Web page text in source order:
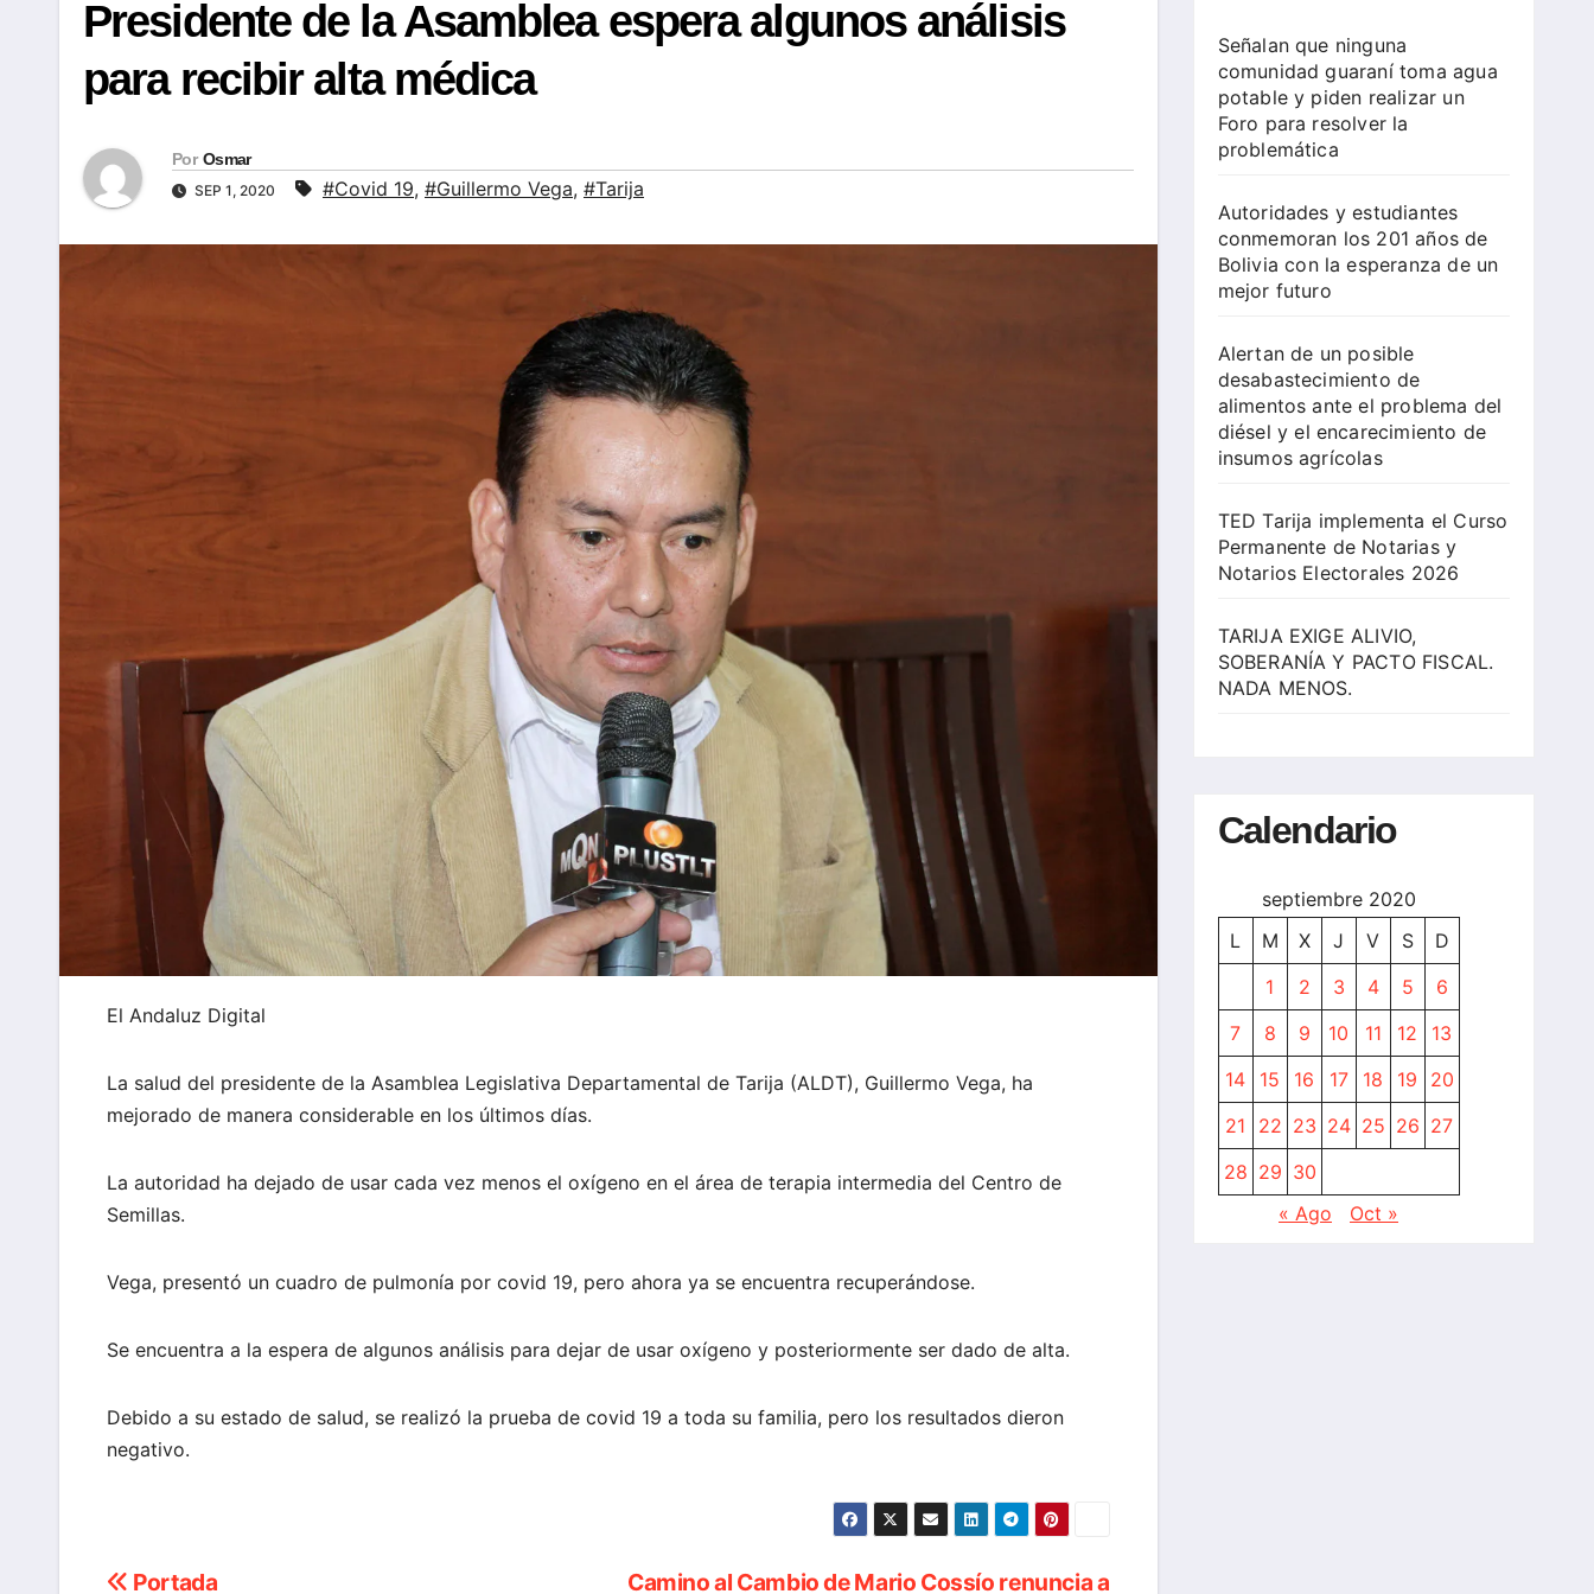
Presidente de la Asamblea espera algunos análisis
para recibir alta médica
Por Osmar
SEP 1, 2020 #Covid 19, #Guillermo Vega, #Tarija
El Andaluz Digital
La salud del presidente de la Asamblea Legislativa Departamental de Tarija (ALDT), Guillermo Vega, ha
mejorado de manera considerable en los últimos días.
La autoridad ha dejado de usar cada vez menos el oxígeno en el área de terapia intermedia del Centro de
Semillas.
Vega, presentó un cuadro de pulmonía por covid 19, pero ahora ya se encuentra recuperándose.
Se encuentra a la espera de algunos análisis para dejar de usar oxígeno y posteriormente ser dado de alta.
Debido a su estado de salud, se realizó la prueba de covid 19 a toda su familia, pero los resultados dieron
negativo.
Camino al Cambio de Mario Cossío renuncia a
Portada
Señalan que ninguna
comunidad guaraní toma agua
potable y piden realizar un
Foro para resolver la
problemática
Autoridades y estudiantes
conmemoran los 201 años de
Bolivia con la esperanza de un
mejor futuro
Alertan de un posible
desabastecimiento de
alimentos ante el problema del
diésel y el encarecimiento de
insumos agrícolas
TED Tarija implementa el Curso
Permanente de Notarias y
Notarios Electorales 2026
TARIJA EXIGE ALIVIO,
SOBERANÍA Y PACTO FISCAL.
NADA MENOS.
Calendario
septiembre 2020
L
M X J V S
D
1
2 3 4 5
6
7
8 9 10 11 12
13
14
15 16 17 18 19
20
21
22 23 24 25 26 27
28 29 30
« Ago
Oct »